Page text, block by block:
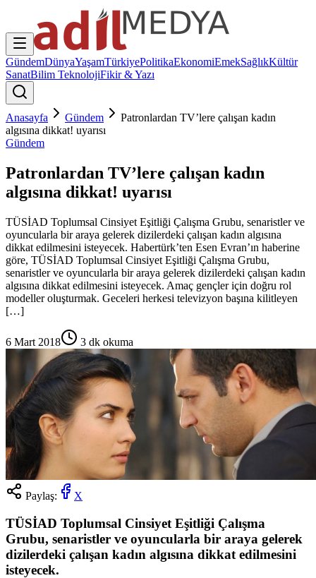
GündemDünyaYaşamTürkiyePolitikaEkonomiEmekSağlıkKültür
SanatBilim TeknolojiFikir & Yazı
Anasayfa Gündem
Patronlardan TV’lere çalışan kadın
algısına dikkat! uyarısı
Gündem
Patronlardan TV’lere çalışan kadın
algısına dikkat! uyarısı
TÜSİAD Toplumsal Cinsiyet Eşitliği Çalışma Grubu, senaristler ve
oyuncularla bir araya gelerek dizilerdeki çalışan kadın algısına
dikkat edilmesini isteyecek. Habertürk’ten Esen Evran’ın haberine
göre, TÜSİAD Toplumsal Cinsiyet Eşitliği Çalışma Grubu,
senaristler ve oyuncularla bir araya gelerek dizilerdeki çalışan kadın
algısına dikkat edilmesini isteyecek. Amaç gençler için doğru rol
modeller oluşturmak. Geceleri herkesi televizyon başına kilitleyen
[…]
6 Mart 2018 3 dk okuma
Paylaş: X
TÜSİAD Toplumsal Cinsiyet Eşitliği Çalışma
Grubu, senaristler ve oyuncularla bir araya gelerek
dizilerdeki çalışan kadın algısına dikkat edilmesini
isteyecek.